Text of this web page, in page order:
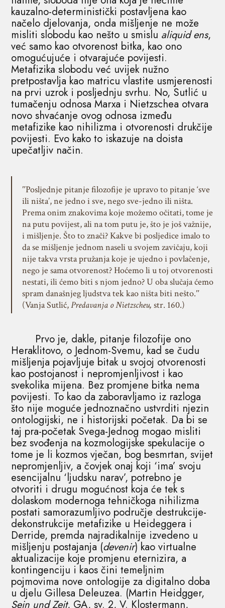
kauzalno-deterministički postavljena kao
načelo djelovanja, onda mišljenje ne može
misliti slobodu kao nešto u smislu aliquid ens,
već samo kao otvorenost bitka, kao ono
omogućujuće i otvarajuće povijesti.
Metafizika slobodu već uvijek nužno
pretpostavlja kao matricu vlastite usmjerenosti
na prvi uzrok i posljednju svrhu. No, Sutlić u
tumačenju odnosa Marxa i Nietzschea otvara
novo shvaćanje ovog odnosa između
metafizike kao nihilizma i otvorenosti drukčije
povijesti. Evo kako to iskazuje na doista
upečatljiv način.
ʺPosljednje pitanje filozofije je upravo to pitanje ‘sve
ili ništa’, ne jedno i sve, nego sve-jedno ili ništa.
Prema onim znakovima koje možemo očitati, tome je
na putu povijest, ali na tom putu je, što je još važnije,
i mišljenje. Što to znači? Kakve bi posljedice imalo to
da se mišljenje jednom naseli u svojem zavičaju, koji
nije takva vrsta pružanja koje je ujedno i povlačenje,
nego je sama otvorenost? Hoćemo li u toj otvorenosti
nestati, ili ćemo biti s njom jedno? U oba slučaja ćemo
spram današnjeg ljudstva tek kao ništa biti nešto.ʺ
(Vanja Sutlić,Predavanja o Nietzscheu, str. 160.)
Prvo je, dakle, pitanje filozofije ono
Heraklitovo, o Jednom-Svemu, kad se čudu
mišljenja pojavljuje bitak u svojoj otvorenosti
kao postojanost i nepromjenljivost i kao
svekolika mijena. Bez promjene bitka nema
povijesti. To kao da zaboravljamo iz razloga
što nije moguće jednoznačno ustvrditi njezin
ontologijski, ne i historijski početak. Da bi se
taj pra-početak Svega-Jednog mogao misliti
bez svođenja na kozmologijske spekulacije o
tome je li kozmos vječan, bog besmrtan, svijet
nepromjenljiv, a čovjek onaj koji ‘ima’ svoju
esencijalnu ‘ljudsku narav’, potrebno je
otvoriti i drugu mogućnost koja će tek s
dolaskom modernoga tehničkoga nihilizma
postati samorazumljivo područje destrukcije-
dekonstrukcije metafizike u Heideggera i
Derride, premda najradikalnije izvedeno u
mišljenju postajanja (devenir) kao virtualne
aktualizacije koje promjenu eternizira, a
kontingenciju i kaos čini temeljnim
pojmovima nove ontologije za digitalno doba
u djelu Gillesa Deleuzea. (Martin Heidgger,
Sein und Zeit, GA, sv. 2, V. Klostermann,